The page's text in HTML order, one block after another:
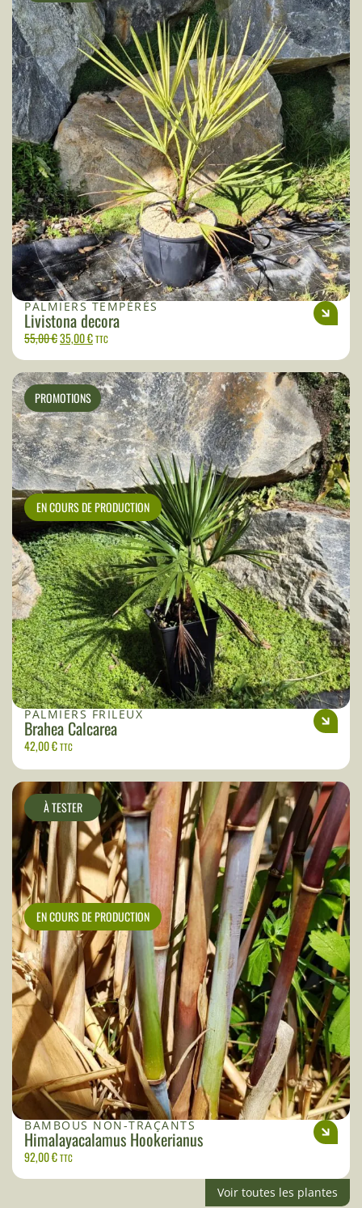
PALMIERS TEMPÉRÉS
Livistona decora
55,00€35,00€TTC
PALMIERS FRILEUX
Brahea Calcarea
42,00€TTC
PROMOTIONS
EN COURS DE PRODUCTION
BAMBOUS NON-TRAÇANTS
Himalayacalamus Hookerianus
92,00€TTC
À TESTER
EN COURS DE PRODUCTION
Voir toutes les plantes